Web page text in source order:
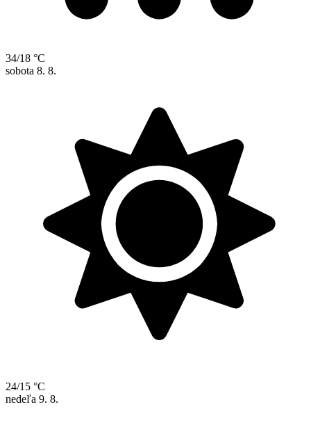
34/18 °C
sobota 8. 8.
24/15 °C
nedeľa 9. 8.